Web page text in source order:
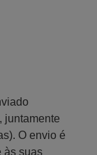
juntamente
O envio é
às suas